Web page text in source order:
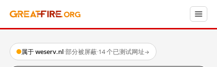
属于 weserv.nl·部分被屏蔽·14 个已测试网址→